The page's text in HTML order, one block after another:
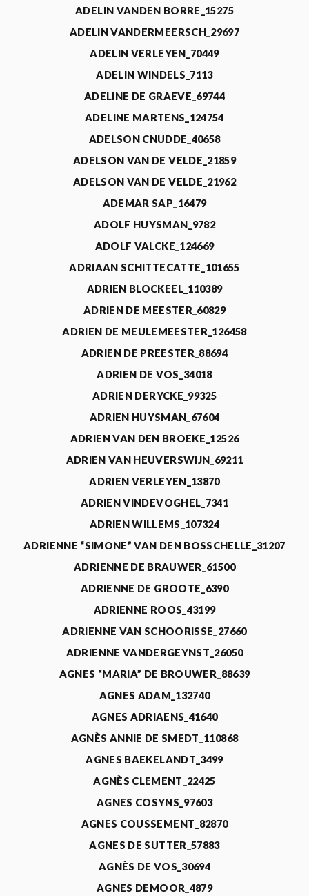
ADELIN VANDEN BORRE_15275
ADELIN VANDERMEERSCH_29697
ADELIN VERLEYEN_70449
ADELIN WINDELS_7113
ADELINE DE GRAEVE_69744
ADELINE MARTENS_124754
ADELSON CNUDDE_40658
ADELSON VAN DE VELDE_21859
ADELSON VAN DE VELDE_21962
ADEMAR SAP_16479
ADOLF HUYSMAN_9782
ADOLF VALCKE_124669
ADRIAAN SCHITTECATTE_101655
ADRIEN BLOCKEEL_110389
ADRIEN DE MEESTER_60829
ADRIEN DE MEULEMEESTER_126458
ADRIEN DE PREESTER_88694
ADRIEN DE VOS_34018
ADRIEN DERYCKE_99325
ADRIEN HUYSMAN_67604
ADRIEN VAN DEN BROEKE_12526
ADRIEN VAN HEUVERSWIJN_69211
ADRIEN VERLEYEN_13870
ADRIEN VINDEVOGHEL_7341
ADRIEN WILLEMS_107324
ADRIENNE “SIMONE” VAN DEN BOSSCHELLE_31207
ADRIENNE DE BRAUWER_61500
ADRIENNE DE GROOTE_6390
ADRIENNE ROOS_43199
ADRIENNE VAN SCHOORISSE_27660
ADRIENNE VANDERGEYNST_26050
AGNES “MARIA” DE BROUWER_88639
AGNES ADAM_132740
AGNES ADRIAENS_41640
AGNÈS ANNIE DE SMEDT_110868
AGNES BAEKELANDT_3499
AGNÈS CLEMENT_22425
AGNES COSYNS_97603
AGNES COUSSEMENT_82870
AGNES DE SUTTER_57883
AGNÈS DE VOS_30694
AGNES DEMOOR_4879